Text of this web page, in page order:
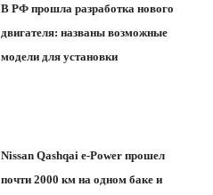
В РФ прошла разработка нового
двигателя: названы возможные
модели для установки
Nissan Qashqai e-Power прошел
почти 2000 км на одном баке и